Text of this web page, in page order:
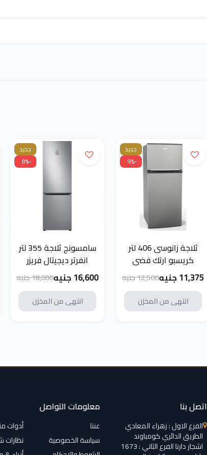
جديد
-9%
ثلاجة زانوسى 406 لتر
كريسبو ارتك فضى
DF43AS 11,375 جنيه 12,500 جنيه
انتهى من المخزن
جديد
-8%
سامسونج ثلاجة 355 لتر
انفرتر ديجيتال فريزر
سفلي انوكس
RB34T671FS9/MR
16,600 جنيه 18,000 جنيه
انتهى من المخزن
اتصل بنا
الفرع الاول : زهراء المعادي
الطريق الدائري كومباوند
اشجار دارنا الفرع الثاني : 1673
معلومات التواصل
عننا
سياسة الخصوصية
أدوات